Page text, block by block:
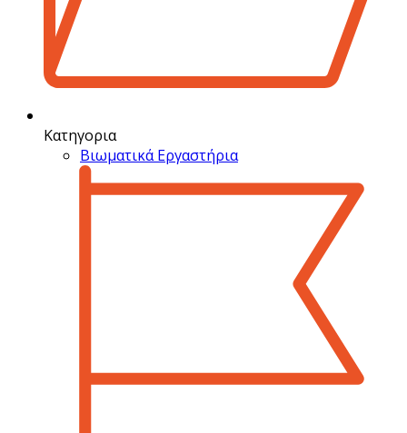
Κατηγορια
Βιωματικά Εργαστήρια